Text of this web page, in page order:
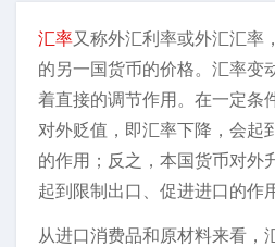
汇率又称外汇利率或外汇汇率
的另一国货币的价格。汇率变
着直接的调节作用。在一定条
对外贬值，即汇率下降，会起
的作用；反之，本国货币对外
起到限制出口、促进进口的作
从进口消费品和原材料来看，